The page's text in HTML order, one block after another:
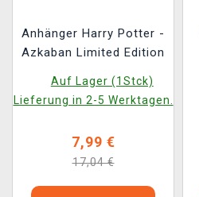
Anhänger Harry Potter -
Azkaban Limited Edition
Auf Lager (1Stck)
Lieferung in 2-5 Werktagen.
7,99 €
17,04 €